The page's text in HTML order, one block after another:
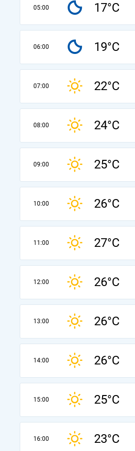
05:00 17°C
06:00 19°C
07:00 22°C
08:00 24°C
09:00 25°C
10:00 26°C
11:00 27°C
12:00 26°C
13:00 26°C
14:00 26°C
15:00 25°C
16:00 23°C